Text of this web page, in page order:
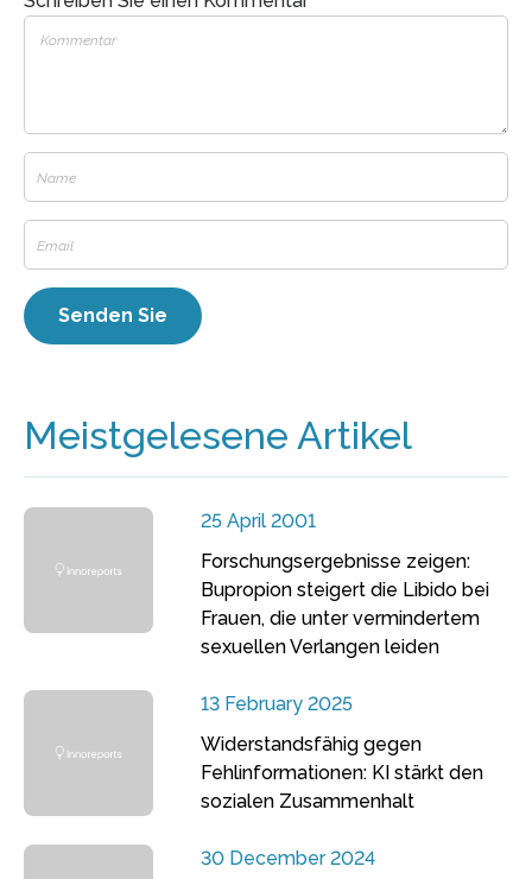
Meistgelesene Artikel
25 April 2001
Forschungsergebnisse zeigen:
Bupropion steigert die Libido bei
Frauen, die unter vermindertem
sexuellen Verlangen leiden
13 February 2025
Widerstandsfähig gegen
Fehlinformationen: KI stärkt den
sozialen Zusammenhalt
30 December 2024